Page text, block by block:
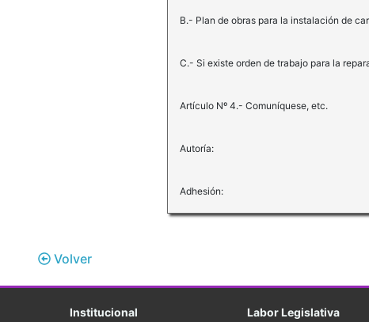
B.- Plan de obras para la instalación de
C.- Si existe orden de trabajo para la
Artículo Nº 4.- Comuníquese, etc.
Autoría:
Adhesión:
Volver
Institucional Labor Legislativa